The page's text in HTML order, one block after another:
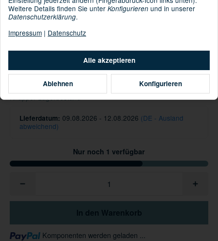
Material: 97% Polyester [recycelt] 3% Elasthan
Hersteller/EU Verantwortliche Person
29,95 €
inkl. 19% USt. , zzgl.
Knapper Lagerbestand
Lieferdatum: 09.08.2026 - 12.08.2026 (DE - Ausland
abweichend)
Nur noch 1 verfügbar
Loading... Komponenten werden geladen ...
Alle akzeptieren
Ablehnen Konfigurieren
Weitere Details finden Sie unter Konfigurieren und in unserer
Datenschutzerklärung.
Impressum | Datenschutz